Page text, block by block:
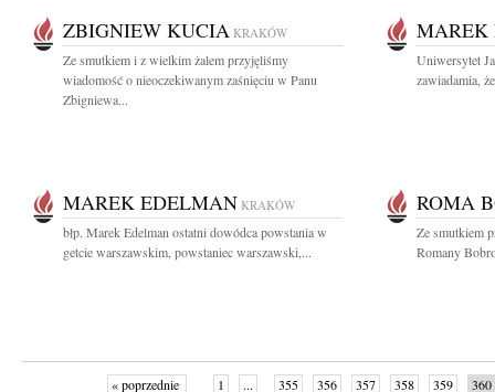
ZBIGNIEW KUCIA KRAKÓW
Ze smutkiem i z wielkim żalem przyjęliśmy
wiadomość o nieoczekiwanym zaśnięciu w Panu
Zbigniewa...
MAREK
Uniwersytet
zawiadamia,
MAREK EDELMAN KRAKÓW
błp. Marek Edelman ostatni dowódca powstania w
getcie warszawskim, powstaniec warszawski,...
ROMA
Ze smutkiem
Romany
« poprzednie 1 ... 355 356 357 358 359 360